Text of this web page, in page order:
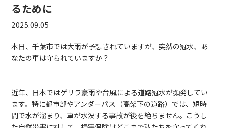
るために
2025.09.05
本日、千葉市では大雨が予想されていますが、突然の冠水、あ
なたの車は守られていますか？
近年、日本ではゲリラ豪雨や台風による道路冠水が頻発してい
ます。特に都市部やアンダーパス（高架下の道路）では、短時
間で水が溜まり、車が水没する事故が後を絶ちません。こうし